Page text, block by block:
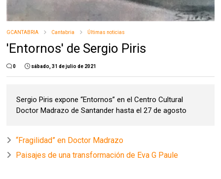
GCANTABRIA Cantabria Últimas noticias
'Entornos' de Sergio Piris
0 sábado, 31 de julio de 2021
Sergio Piris expone “Entornos” en el Centro Cultural
Doctor Madrazo de Santander hasta el 27 de agosto
“Fragilidad” en Doctor Madrazo
Paisajes de una transformación de Eva G Paule